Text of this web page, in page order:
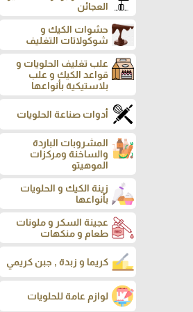
العجائن
حشوات الكيك و
شوكولاتات التغليف
علب تغليف الحلويات و
قواعد الكيك و علب
بلاستيكية بأنواعها
أدوات صناعة الحلويات
المشروبات الباردة
والساخنة ومركزات
الموهيتو
زينة الكيك و الحلويات
بأنواعها
عجينة السكر و ملونات
طعام و منكهات
كريما و زبدة , جبن كريمي
لوازم عامة للحلويات